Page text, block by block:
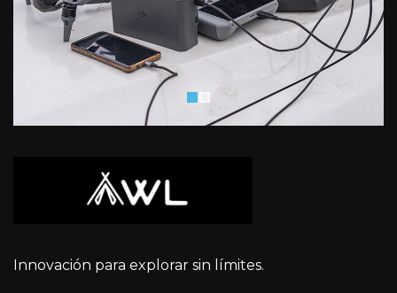
Innovación para explorar sin límites.